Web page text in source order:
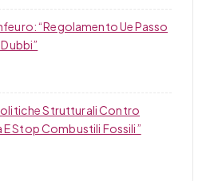
“Regolamento Ue Passo
Strutturali Contro
Stop Combustili Fossili”